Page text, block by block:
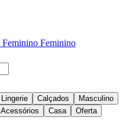
Feminino Feminino
Lingerie Calçados
Masculino
Acessórios Casa Oferta